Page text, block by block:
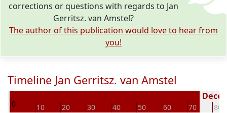
corrections or questions with regards to Jan
Gerritsz. van Amstel?
The author of this publication would love to hear from
you!
Timeline Jan Gerritsz. van Amstel
0 10 20 30 40 50 60 70 80